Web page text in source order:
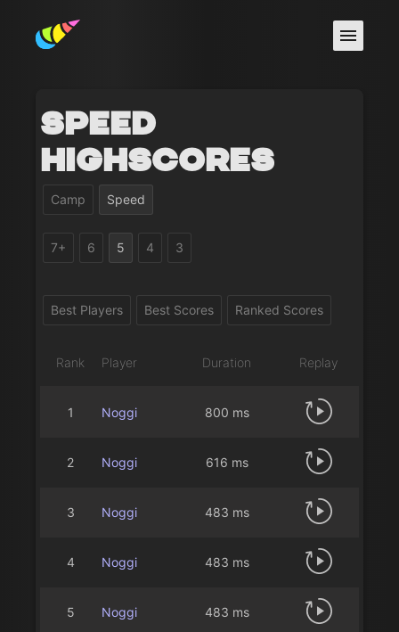
Speed
Highscores
Camp Speed
7+ 6 5 4 3
Best Players Best Scores Ranked Scores
Rank Player Duration Replay
1 Noggi 800 ms
2 Noggi 616 ms
3 Noggi 483 ms
4 Noggi 483 ms
5 Noggi 483 ms